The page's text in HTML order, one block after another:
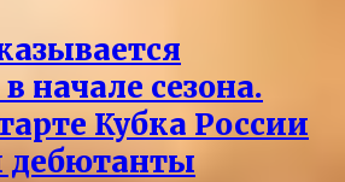
начале сезона.
Кубка России
дебютанты